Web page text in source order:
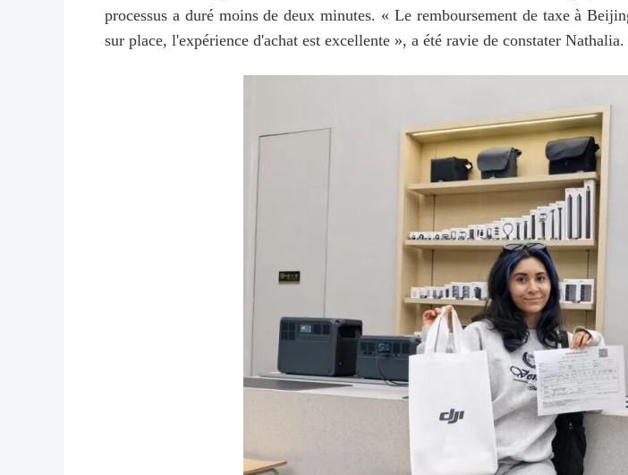
processus a duré moins de deux minutes. « Le remboursement de taxe à
sur place, l'expérience d'achat est excellente », a été ravie de constater Nathalia.